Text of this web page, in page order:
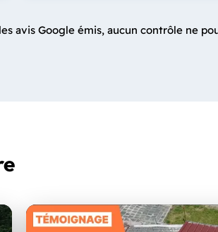
avis Google émis, aucun contrôle ne